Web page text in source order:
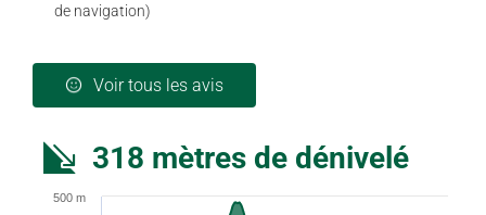
de navigation)
Voir tous les avis
318 mètres de dénivelé
500 m